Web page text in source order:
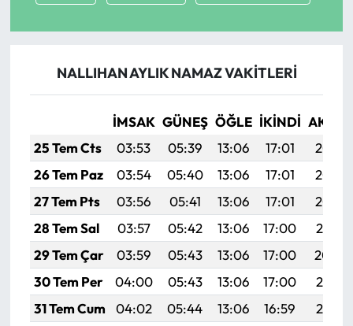
NALLIHAN AYLIK NAMAZ VAKITLERI
İMSAK GÜNEŞ ÖĞLE İKINDI
25 Tem Cts
03:53 05:39 13:06 17:01
20:23
26 Tem Paz
03:54 05:40 13:06 17:01
20:23
27 Tem Pts
03:56 05:41 13:06 17:01
20:22
28 Tem Sal
03:57 05:42 13:06 17:00
20:21
29 Tem Çar
03:59 05:43 13:06 17:00
20:20
30 Tem Per
04:00 05:43 13:06 17:00
20:19
31 Tem Cum
04:02 05:44 13:06 16:59
20:18
Resmi İlan
Resmi Reklam
Siyaset
Spor
Sungurlu Haberleri
Turizm
Uğurludağ Haberleri